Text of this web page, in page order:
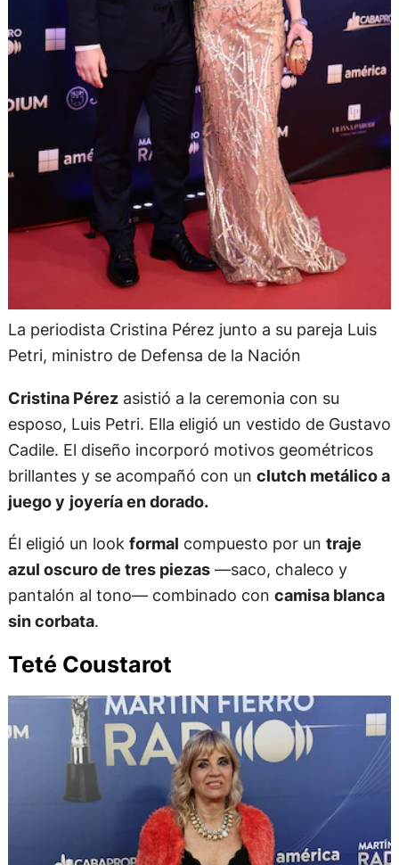
La periodista Cristina Pérez junto a su pareja Luis
Petri, ministro de Defensa de la Nación
Cristina Pérezasistió a la ceremonia con su
esposo, Luis Petri. Ella eligió un vestido de Gustavo
Cadile. El diseño incorporó motivos geométricos
brillantes y se acompañó con un clutch metálico a
juego y joyería en dorado.
Él eligió un look formal compuesto por un traje
azul oscuro de tres piezas—saco, chaleco y
pantalón al tono— combinado con camisa blanca
sin corbata.
Teté Coustarot